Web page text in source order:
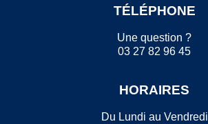
TÉLÉPHONE
Une question ?
03 27 82 96 45
HORAIRES
Du Lundi au Vendredi